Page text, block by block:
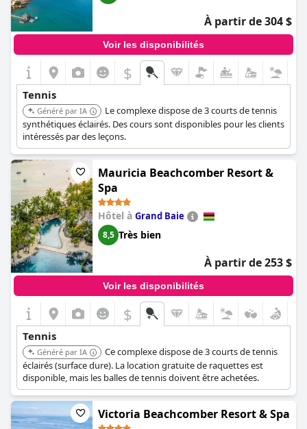
À partir de 304 $
Voir les disponibilités
$
Tennis
Généré par IA
Le complexe dispose de 3 courts de tennis
synthétiques éclairés. Des cours sont disponibles pour les clients
intéressés par des leçons.
Mauricia Beachcomber Resort &
Spa
Hôtel à Grand Baie
8,5 Très bien
À partir de 253 $
Voir les disponibilités
$
Tennis
Généré par IA
Ce complexe dispose de 3 courts de tennis
éclairés (surface dure). La location gratuite de raquettes est
disponible, mais les balles de tennis doivent être achetées.
Victoria Beachcomber Resort & Spa